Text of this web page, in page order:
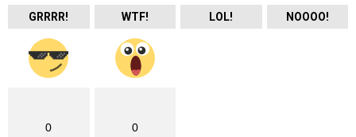
GRRRR! WTF! LOL! NOOOO!
0 0